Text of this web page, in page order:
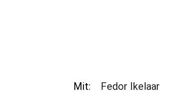
Mit: Fedor Ikelaar